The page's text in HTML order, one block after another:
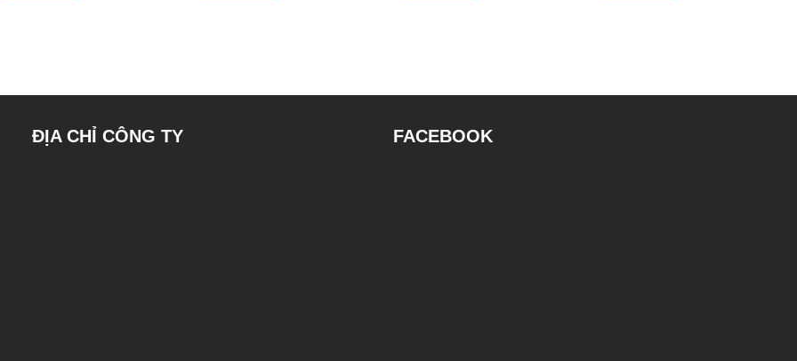
ĐỊA CHỈ CÔNG TY FACEBOOK